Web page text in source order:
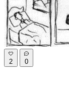
2 0